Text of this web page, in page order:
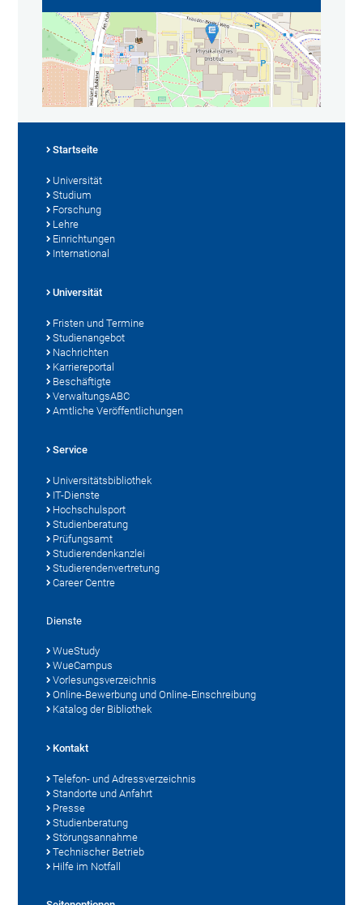
Startseite
Universität
Studium
Forschung
Lehre
Einrichtungen
International
Universität
Fristen und Termine
Studienangebot
Nachrichten
Karriereportal
Beschäftigte
VerwaltungsABC
Amtliche Veröffentlichungen
Service
Universitätsbibliothek
IT-Dienste
Hochschulsport
Studienberatung
Prüfungsamt
Studierendenkanzlei
Studierendenvertretung
Career Centre
Dienste
WueStudy
WueCampus
Vorlesungsverzeichnis
Online-Bewerbung und Online-Einschreibung
Katalog der Bibliothek
Kontakt
Telefon- und Adressverzeichnis
Standorte und Anfahrt
Presse
Studienberatung
Störungsannahme
Technischer Betrieb
Hilfe im Notfall